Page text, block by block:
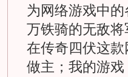
为网络游戏中
万铁骑的无敌
在传奇四伏这
做主；我的游